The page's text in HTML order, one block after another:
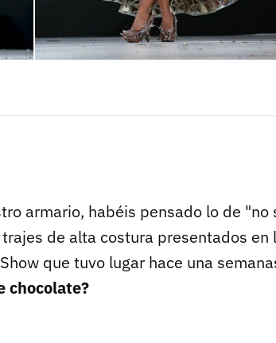
armario, habéis pensado lo de "no
de alta costura presentados en
que tuvo lugar hace una
chocolate?